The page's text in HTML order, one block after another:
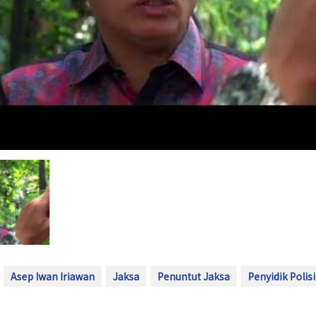
Asep Iwan Iriawan Jaksa Penuntut Jaksa Penyidik Polisi